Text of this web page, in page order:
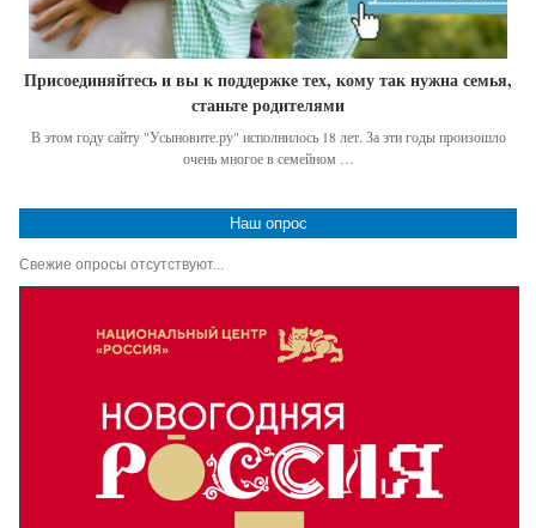
Присоединяйтесь и вы к поддержке тех, кому так нужна семья,
станьте родителями
В этом году сайту "Усыновите.ру" исполнилось 18 лет. За эти годы произошло
очень многое в семейном …
Наш опрос
Свежие опросы отсутствуют...